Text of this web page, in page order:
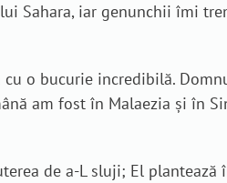
Sahara, iar genunchii îmi
o bucurie incredibilă.
am fost în Malaezia și în
de a-L sluji; El